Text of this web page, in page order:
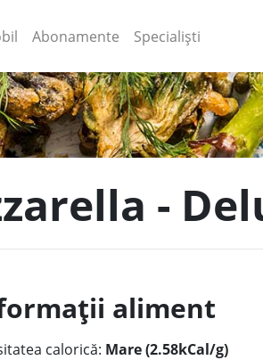
(current)
Abonamente Specialiști
-
aliment
calorică: Mare (2.58kCal/g)